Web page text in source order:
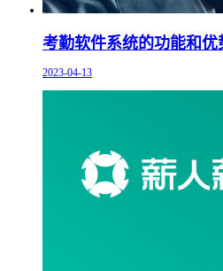
考勤软件系统的功能和优
2023-04-13